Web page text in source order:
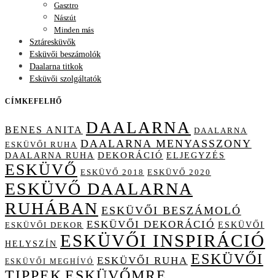
Gasztro
Nászút
Minden más
Sztáresküvők
Esküvői beszámolók
Daalarna titkok
Esküvői szolgáltatók
CÍMKEFELHŐ
BENES ANITA DAALARNA DAALARNA
ESKÜVŐI RUHA DAALARNA MENYASSZONY
DAALARNA RUHA DEKORÁCIÓ ELJEGYZÉS
ESKÜVŐ ESKÜVŐ 2018 ESKÜVŐ 2020
ESKÜVŐ DAALARNA
RUHÁBAN ESKÜVŐI BESZÁMOLÓ
ESKÜVŐI DEKOR ESKÜVŐI DEKORÁCIÓ ESKÜVŐI
HELYSZÍN ESKÜVŐI INSPIRÁCIÓ
ESKÜVŐI MEGHÍVÓ ESKÜVŐI RUHA ESKÜVŐI